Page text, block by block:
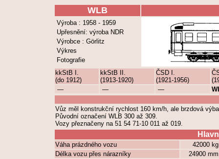
WLB
Výroba : 1958 - 1959
Upřesnění: výroba NDR
Výrobce : Görlitz
Výkres
Fotografie
kkStB I.
(do 1912)
kkStB II.
(1913-1920)
ČSD I.
(1921-1956)
—
— —
Vůz měl konstrukční rychlost 160 km/h, ale brzdová
Původní označení WLB 300 až 309.
Vozy přeznačeny na 51 54 71-10 011 až 019.
Váha prázdného vozu
42000
Délka vozu přes nárazníky
24900